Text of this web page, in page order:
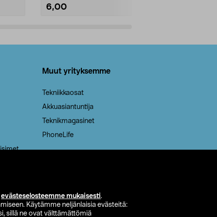
evästeselosteemme mukaisesti.
Käytämme neljänlaisia evästeitä:
sillä ne ovat välttämättömiä
6,00
Muut yrityksemme
Tekniikkaosat
Akkuasiantuntija
Teknikmagasinet
PhoneLife